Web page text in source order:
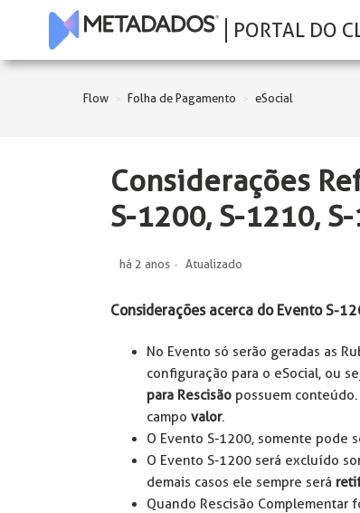
PORTAL DO
Flow Folha de Pagamento eSocial
Considerações
S-1200, S-1210,
há 2 anos Atualizado
Considerações acerca do Evento S-
No Evento só serão geradas as
configuração para o eSocial, ou
para Rescisão possuem
campo valor.
O Evento S-1200, somente pode
O Evento S-1200 será excluído
demais casos ele sempre será
Quando Rescisão Complementar